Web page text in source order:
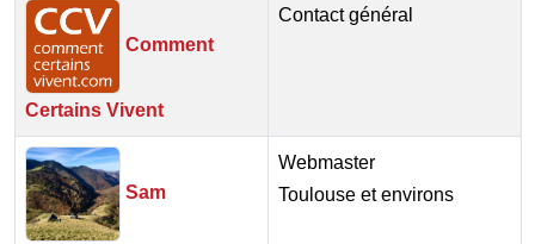
Nom
Détails
Comment
Certains Vivent
Contact général
Sam
Webmaster
Toulouse et environs